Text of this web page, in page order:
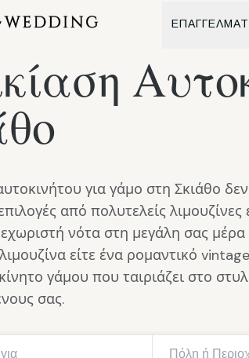
για γάμο στη Σκιάθο
από πολυτελείς
νότα στη μεγάλη σας μέρα
είτε ένα ρομαντικό
γάμου που ταιριάζει στο
σας.